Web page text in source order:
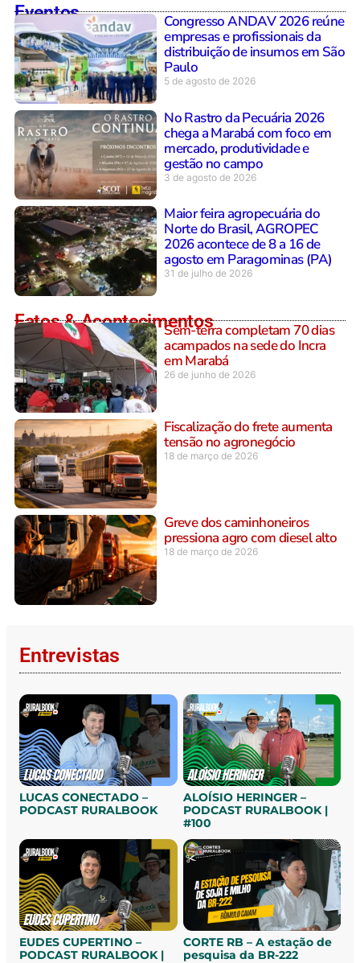
Eventos
Congresso ANDAV 2026 reúne
empresas e profissionais da
distribuição de insumos em São
Paulo
5 de agosto de 2026
No Rastro da Pecuária 2026
chega a Marabá com foco em
mercado, produtividade e
gestão no campo
3 de agosto de 2026
Maior feira agropecuária do
Norte do Brasil, AGROPEC
2026 acontece de 8 a 16 de
agosto em Paragominas (PA)
31 de julho de 2026
Fatos & AcontecimentosSem-terra completam 70 dias
acampados na sede do Incra
em Marabá
26 de junho de 2026
Fiscalização do frete aumenta
tensão no agronegócio
18 de março de 2026
Greve dos caminhoneiros
pressiona agro com diesel alto
18 de março de 2026
Entrevistas
LUCAS CONECTADO –
PODCAST RURALBOOK
ALOÍSIO HERINGER –
PODCAST RURALBOOK |
#100
EUDES CUPERTINO –
PODCAST RURALBOOK |
CORTE RB – A estação de
pesquisa da BR-222